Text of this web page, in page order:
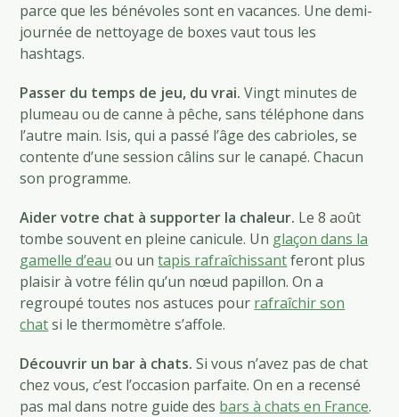
parce que les bénévoles sont en vacances. Une demi-
journée de nettoyage de boxes vaut tous les
hashtags.
Passer du temps de jeu, du vrai. Vingt minutes de
plumeau ou de canne à pêche, sans téléphone dans
l’autre main. Isis, qui a passé l’âge des cabrioles, se
contente d’une session câlins sur le canapé. Chacun
son programme.
Aider votre chat à supporter la chaleur. Le 8 août
tombe souvent en pleine canicule. Un glaçon dans la
gamelle d’eau ou untapis rafraîchissantferont plus
plaisir à votre félin qu’un nœud papillon. On a
regroupé toutes nos astuces pour rafraîchir son
chatsi le thermomètre s’affole.
Découvrir un bar à chats. Si vous n’avez pas de chat
chez vous, c’est l’occasion parfaite. On en a recensé
pas mal dans notre guide des bars à chats en France.